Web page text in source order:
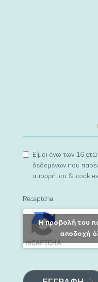
Είμαι άνω των 16
δεδομένων που
απορρήτου & cookies
Recaptcha
Η προβολή του
αποδοχή